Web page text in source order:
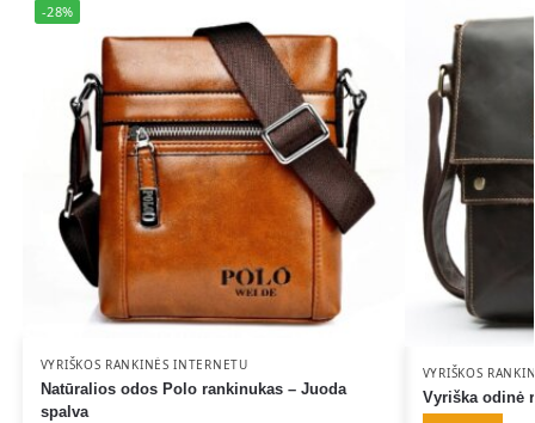
-28%
VYRIŠKOS RANKINĖS INTERNETU
Natūralios odos Polo rankinukas – Juoda
spalva
VYRIŠKOS
Vyriška odinė